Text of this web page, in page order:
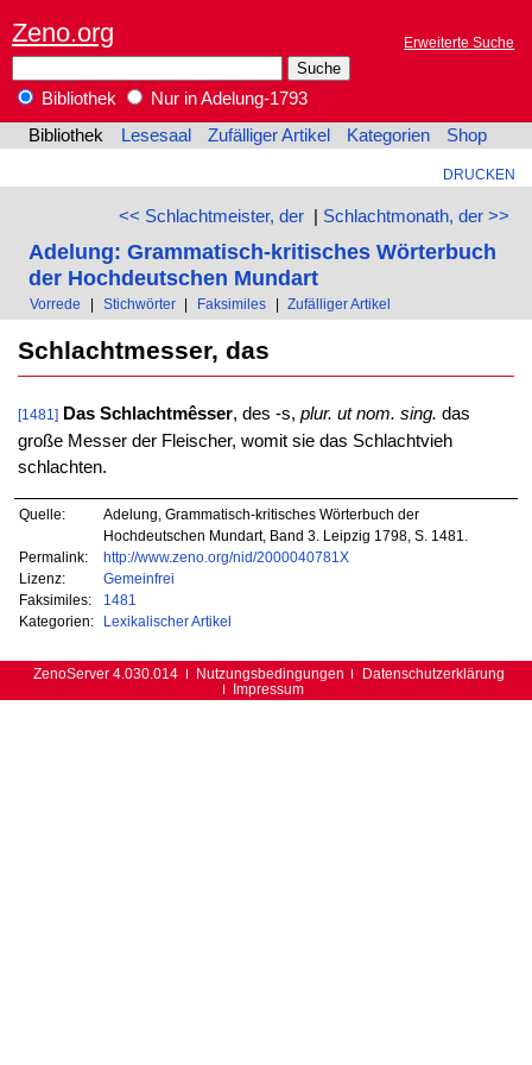
Zeno.org Erweiterte Suche
Bibliothek
Nur in Adelung-1793
Bibliothek
Lesesaal Zufälliger Artikel Kategorien Shop
DRUCKEN
<< Schlachtmeister, der| Schlachtmonath, der >>
Adelung: Grammatisch-kritisches Wörterbuch
der Hochdeutschen Mundart
Vorrede | Stichwörter | Faksimiles | Zufälliger Artikel
Schlachtmesser, das
[1481] Das Schlachtmêsser, des -s, plur. ut nom. sing. das
große Messer der Fleischer, womit sie das Schlachtvieh
schlachten.
Quelle:
Adelung, Grammatisch-kritisches Wörterbuch der
Hochdeutschen Mundart, Band 3. Leipzig 1798, S. 1481.
Permalink:
http://www.zeno.org/nid/2000040781X
Lizenz:
Gemeinfrei
Faksimiles:
1481
Kategorien:
Lexikalischer Artikel
ZenoServer 4.030.014 Nutzungsbedingungen
Datenschutzerklärung
Impressum